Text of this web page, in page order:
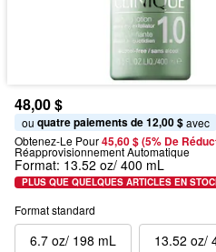
48,00 $
ou quatre paiements de 12,00 $ avec
Obtenez-Le Pour45,60 $ (5% De
Réapprovisionnement Automatique
Format: 13.52 oz/ 400 mL
PLUS QUE QUELQUES ARTICLES EN
Format standard
6.7 oz/ 198 mL 13.52 oz/